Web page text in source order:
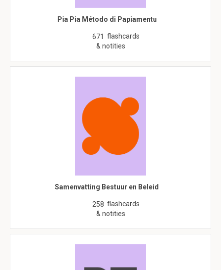
Pia Pia Método di Papiamentu
671 flashcards
& notities
Samenvatting Bestuur en Beleid
258 flashcards
& notities